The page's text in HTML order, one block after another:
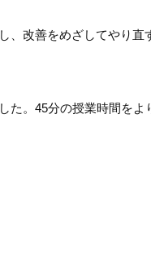
、改善をめざしてやり直
た。45分の授業時間をよ